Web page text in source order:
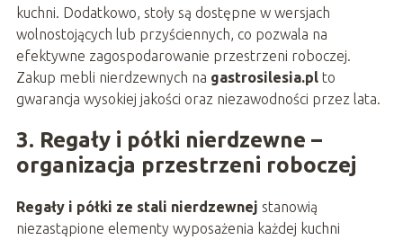
kuchni. Dodatkowo, stoły są dostępne w wersjach
wolnostojących lub przyściennych, co pozwala na
efektywne zagospodarowanie przestrzeni roboczej.
Zakup mebli nierdzewnych na gastrosilesia.pl to
gwarancja wysokiej jakości oraz niezawodności przez lata.
3. Regały i półki nierdzewne –
organizacja przestrzeni roboczej
Regały i półki ze stali nierdzewnej stanowią
niezastąpione elementy wyposażenia każdej kuchni